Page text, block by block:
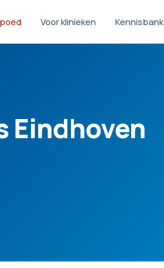
Voor klinieken Kennisbank
Eindhoven